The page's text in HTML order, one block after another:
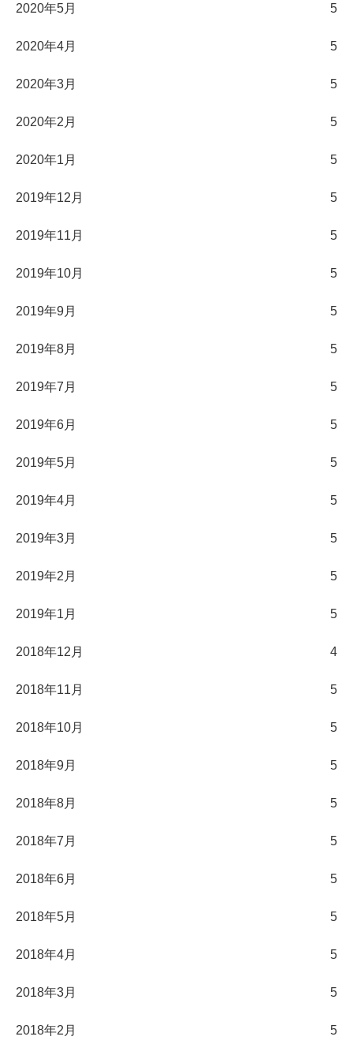
2020年5月 5
2020年4月 5
2020年3月 5
2020年2月 5
2020年1月 5
2019年12月 5
2019年11月 5
2019年10月 5
2019年9月 5
2019年8月 5
2019年7月 5
2019年6月 5
2019年5月 5
2019年4月 5
2019年3月 5
2019年2月 5
2019年1月 5
2018年12月 4
2018年11月 5
2018年10月 5
2018年9月 5
2018年8月 5
2018年7月 5
2018年6月 5
2018年5月 5
2018年4月 5
2018年3月 5
2018年2月 5